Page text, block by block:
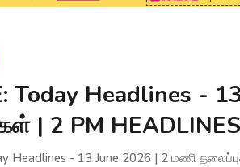
Today Headlines -
| 2 PM
Headlines - 13 June 2026 | 2 மணி